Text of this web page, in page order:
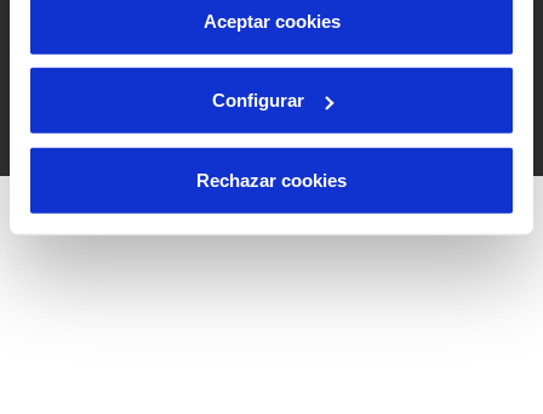
más información en nuestra
Política de Cookies
Aceptar cookies
Configurar
Rechazar cookies